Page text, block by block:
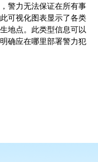
警力无法保证在所有事
可视化图表显示了各类
地点。此类型信息可以
确应在哪里部署警力犯